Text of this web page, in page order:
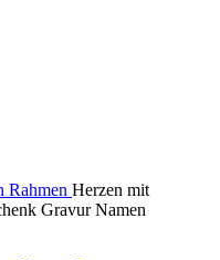
Rahmen Herzen mit
Gravur Namen